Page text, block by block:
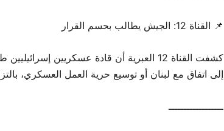
📌 القناة 12: الجيش يطالب بحسم القرار
كشفت القناة 12 العبرية أن قادة عسكريين
إلى اتفاق مع لبنان أو توسيع حرية العمل العسكري،
ــــــــــــــــــ